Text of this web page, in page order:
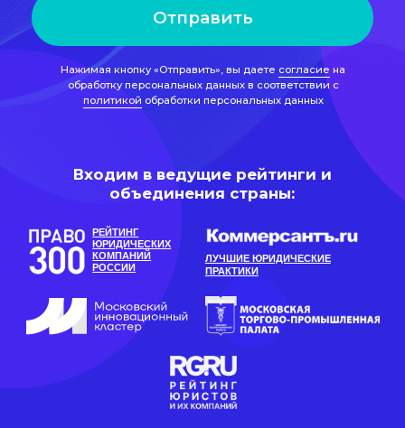
Входим в ведущие рейтинги и
объединения страны:
ЮРИДИЧЕСКИХ
КОМПАНИЙ
РОССИИ
ЛУЧШИЕ ЮРИДИЧЕСКИЕ
ПРАКТИКИ